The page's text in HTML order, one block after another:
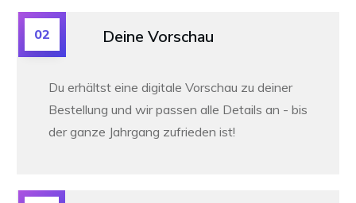
Deine Vorschau
02
Du erhältst eine digitale Vorschau zu deiner
Bestellung und wir passen alle Details an - bis
der ganze Jahrgang zufrieden ist!